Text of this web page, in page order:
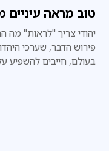
טוב מראה עיניים
יהודי צריך "לראות"
פירוש הדבר, שערכי
בעולם, חייבים להשפיע